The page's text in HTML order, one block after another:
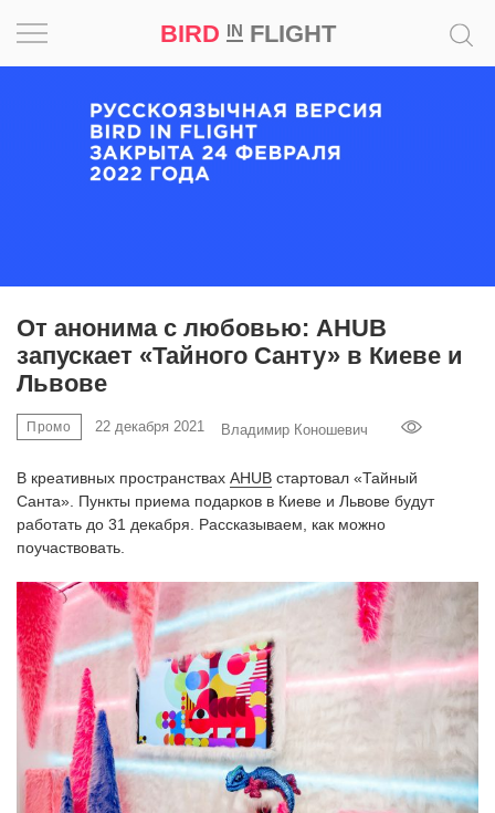
BIRD INFLIGHT
ПРОМО
От анонима с любовью: AHUB
запускает «Тайного Санту» в Киеве и
Львове
Промо 22 декабря 2021 Владимир Коношевич
В креативных пространствах AHUB стартовал «Тайный
Санта». Пункты приема подарков в Киеве и Львове будут
работать до 31 декабря. Рассказываем, как можно
поучаствовать.